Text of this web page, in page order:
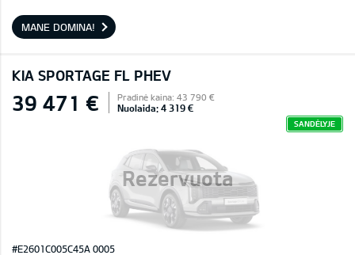
MANE DOMINA!
KIA SPORTAGE FL PHEV
Rezervuota
39 471 € Pradinė kaina: 43 790 €
Nuolaida: 4 319 €
SANDĖLYJE
#E2601C005C45A 0005